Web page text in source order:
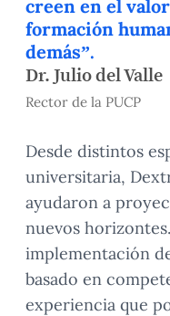
creen en el
formación
demás”.
Dr. Julio del Valle
Rector de la PUCP
Desde distintos
universitaria,
ayudaron a
nuevos
implementación
basado en
experiencia que